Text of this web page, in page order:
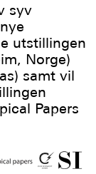
syv
utstillingen
Norge)
samt vil
Papers